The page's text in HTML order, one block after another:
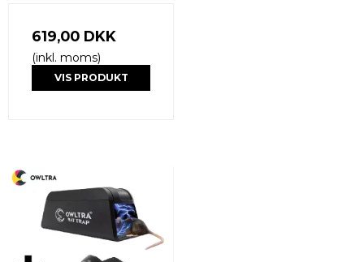
619,00 DKK
(inkl. moms)
VIS PRODUKT